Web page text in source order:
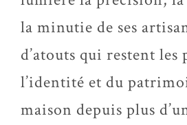
la minutie de ses
d’atouts qui restent les
l’identité et du
maison depuis plus